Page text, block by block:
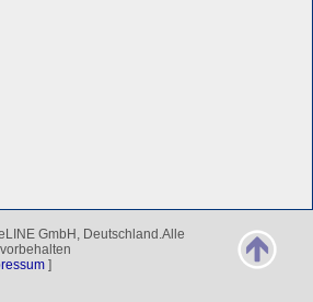
GmbH, Deutschland.Alle
]